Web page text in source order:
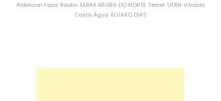
Robinson Faria Roubo SERRA NEGRA DO NORTE Temer UFRN Vivaldo
Costa Água ÁLVARO DIAS